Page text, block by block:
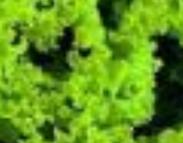
Sinaasappels
Rode pruimen
Witte druiven (met pit)
Alles is biologisch, tenzij anders aangegeven.
dat lijkt mij ook wel wat!